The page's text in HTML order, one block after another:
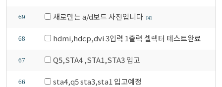
69 새로만든 a/d보드 사진입니다 [4]
68 hdmi,hdcp,dvi 3입력 1출력 셀렉터 테스트완료
67 Q5,STA4 ,STA1,STA3 입고
66 sta4,q5 sta3,sta1 입고예정